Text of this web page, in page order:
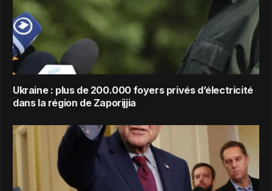
Ukraine : plus de 200.000 foyers privés d’électricité
dans la région de Zaporijjia